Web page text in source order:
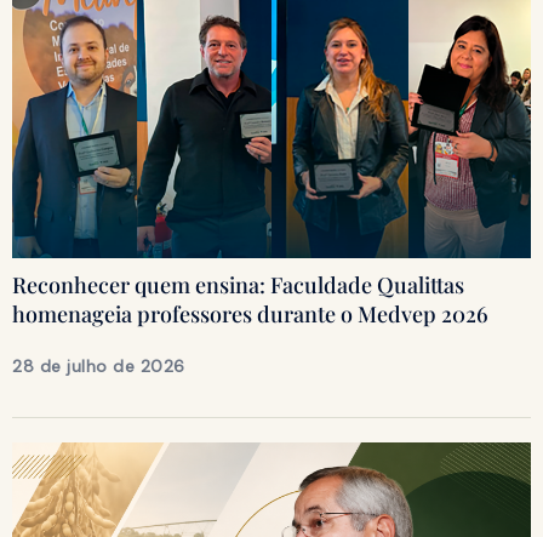
Reconhecer quem ensina: Faculdade Qualittas
homenageia professores durante o Medvep 2026
28 de julho de 2026